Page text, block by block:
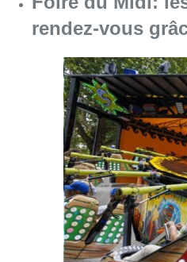
07 août 2026 Consulter
Les Bruxellois
zones 30 ?